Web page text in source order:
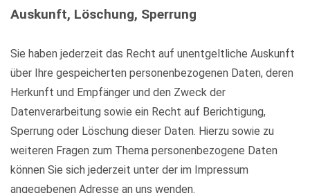
Auskunft, Löschung, Sperrung
Sie haben jederzeit das Recht auf unentgeltliche Auskunft
über Ihre gespeicherten personenbezogenen Daten, deren
Herkunft und Empfänger und den Zweck der
Datenverarbeitung sowie ein Recht auf Berichtigung,
Sperrung oder Löschung dieser Daten. Hierzu sowie zu
weiteren Fragen zum Thema personenbezogene Daten
können Sie sich jederzeit unter der im Impressum
angegebenen Adresse an uns wenden.